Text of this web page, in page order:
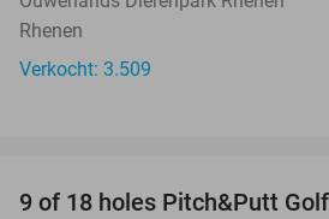
Rhenen
Verkocht: 3.509
9 of 18 holes Pitch&Putt